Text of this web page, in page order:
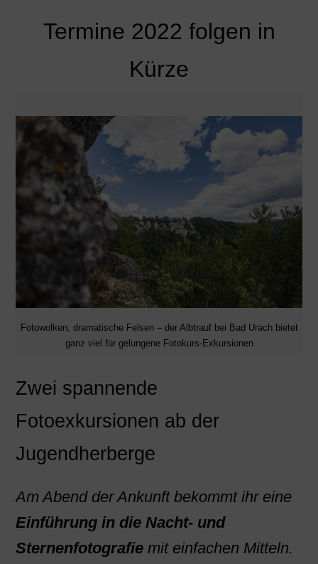
Termine 2022 folgen in
Kürze
Fotowolken, dramatische Felsen – der Albtrauf bei Bad Urach bietet
ganz viel für gelungene Fotokurs-Exkursionen
Zwei spannende
Fotoexkursionen ab der
Jugendherberge
Am Abend der Ankunft bekommt ihr eine
Einführung in die Nacht- und
Sternenfotografiemit einfachen Mitteln.